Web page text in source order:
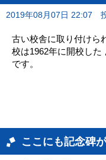
2019年08月07日 22:07
古い校舎に取り付けら
校は1962年に開校した
です。
ここにも記念碑